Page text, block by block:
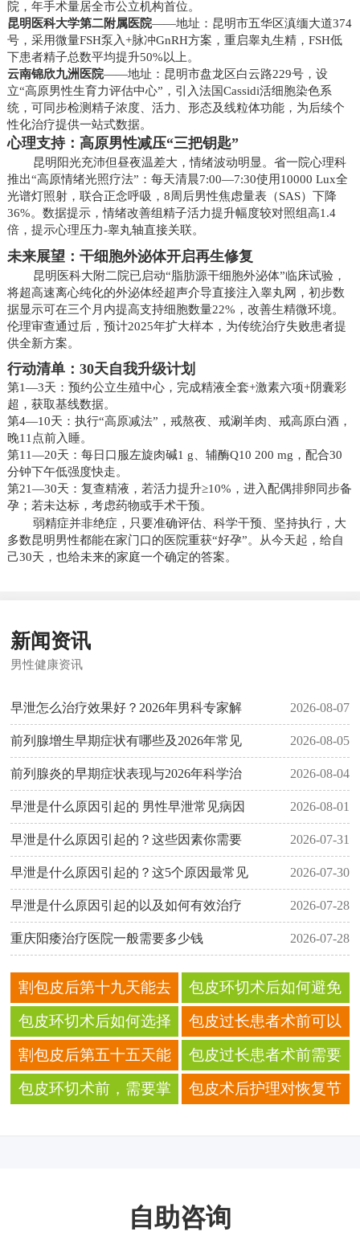
院，年手术量居全市公立机构首位。
昆明医科大学第二附属医院——地址：昆明市五华区滇缅大道374
号，采用微量FSH泵入+脉冲GnRH方案，重启睾丸生精，FSH低
下患者精子总数平均提升50%以上。
云南锦欣九洲医院——地址：昆明市盘龙区白云路229号，设
立“高原男性生育力评估中心”，引入法国Cassidi活细胞染色系
统，可同步检测精子浓度、活力、形态及线粒体功能，为后续个
性化治疗提供一站式数据。
心理支持：高原男性减压“三把钥匙”
昆明阳光充沛但昼夜温差大，情绪波动明显。省一院心理科
推出“高原情绪光照疗法”：每天清晨7:00—7:30使用10000 Lux全
光谱灯照射，联合正念呼吸，8周后男性焦虑量表（SAS）下降
36%。数据提示，情绪改善组精子活力提升幅度较对照组高1.4
倍，提示心理压力-睾丸轴直接关联。
未来展望：干细胞外泌体开启再生修复
昆明医科大附二院已启动“脂肪源干细胞外泌体”临床试验，
将超高速离心纯化的外泌体经超声介导直接注入睾丸网，初步数
据显示可在三个月内提高支持细胞数量22%，改善生精微环境。
伦理审查通过后，预计2025年扩大样本，为传统治疗失败患者提
供全新方案。
行动清单：30天自我升级计划
第1—3天：预约公立生殖中心，完成精液全套+激素六项+阴囊彩
超，获取基线数据。
第4—10天：执行“高原减法”，戒熬夜、戒涮羊肉、戒高原白酒，
晚11点前入睡。
第11—20天：每日口服左旋肉碱1 g、辅酶Q10 200 mg，配合30
分钟下午低强度快走。
第21—30天：复查精液，若活力提升≥10%，进入配偶排卵同步备
孕；若未达标，考虑药物或手术干预。
弱精症并非绝症，只要准确评估、科学干预、坚持执行，大
多数昆明男性都能在家门口的医院重获“好孕”。从今天起，给自
己30天，也给未来的家庭一个确定的答案。
新闻资讯
男性健康资讯
早泄怎么治疗效果好？2026年男科专家解 2026-08-07
前列腺增生早期症状有哪些及2026年常见 2026-08-05
前列腺炎的早期症状表现与2026年科学治 2026-08-04
早泄是什么原因引起的 男性早泄常见病因 2026-08-01
早泄是什么原因引起的？这些因素你需要 2026-07-31
早泄是什么原因引起的？这5个原因最常见 2026-07-30
早泄是什么原因引起的以及如何有效治疗 2026-07-28
重庆阳痿治疗医院一般需要多少钱 2026-07-28
割包皮后第十九天能去
游泳馆吗？
包皮环切术后如何避免
衣物摩擦伤口的小妙招
包皮环切术后如何选择
合适的内裤尺码 建议
包皮过长患者术前可以
服用药物吗 注意事项
割包皮后第五十五天能
去高原登山吗
包皮过长患者术前需要
了解的手术安全知识
包皮环切术前，需要掌
包皮术后护理对恢复节
自助咨询